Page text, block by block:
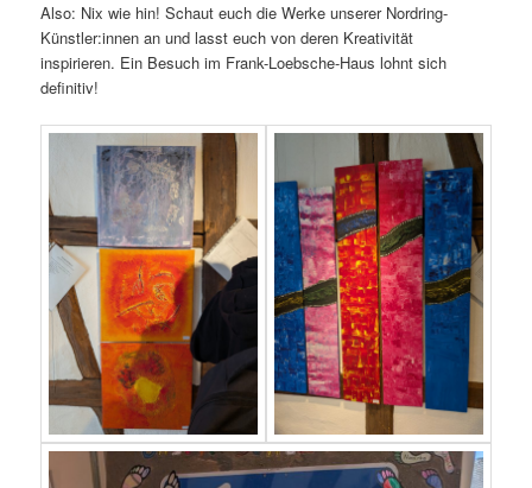
Also: Nix wie hin! Schaut euch die Werke unserer Nordring-
Künstler:innen an und lasst euch von deren Kreativität
inspirieren. Ein Besuch im Frank-Loebsche-Haus lohnt sich
definitiv!